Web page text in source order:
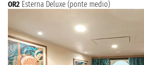
OR2 Esterna Deluxe (ponte medio)